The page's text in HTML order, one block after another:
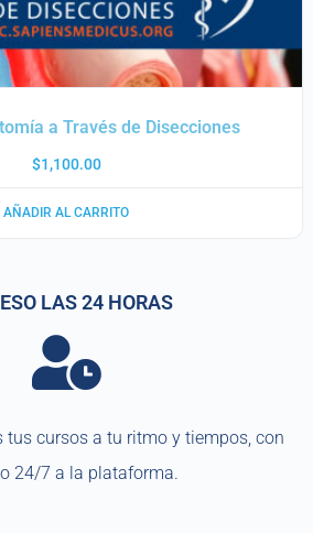
a Través de Disecciones
$1,100.00
AÑADIR AL CARRITO
LAS 24 HORAS
tus cursos a tu ritmo y tiempos, con
24/7 a la plataforma.